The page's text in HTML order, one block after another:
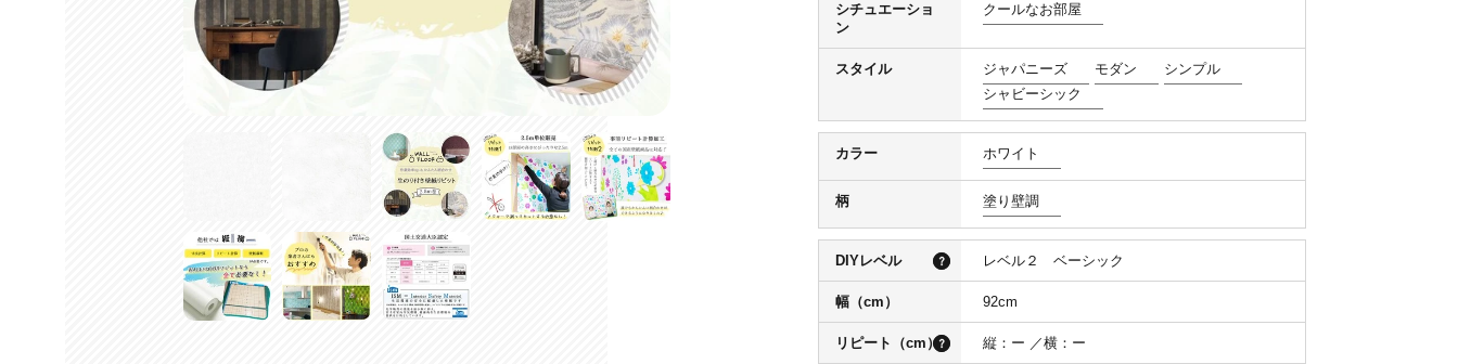
シチュエーショ
ン
クールなお部屋
スタイル ジャパニーズ モダン
シンプル
シャビーシック
カラー ホワイト
柄 塗り壁調
DIYレベル レベル２ ベーシック
幅（cm） 92cm
リピート（cm） 縦：ー ／横：ー